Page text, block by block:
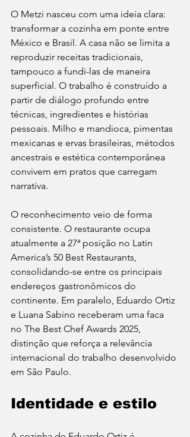
O Metzi nasceu com uma ideia clara:
transformar a cozinha em ponte entre
México e Brasil. A casa não se limita a
reproduzir receitas tradicionais,
tampouco a fundi-las de maneira
superficial. O trabalho é construído a
partir de diálogo profundo entre
técnicas, ingredientes e histórias
pessoais. Milho e mandioca, pimentas
mexicanas e ervas brasileiras, métodos
ancestrais e estética contemporânea
convivem em pratos que carregam
narrativa.
O reconhecimento veio de forma
consistente. O restaurante ocupa
atualmente a 27ª posição no Latin
America’s 50 Best Restaurants,
consolidando-se entre os principais
endereços gastronômicos do
continente. Em paralelo, Eduardo Ortiz
e Luana Sabino receberam uma faca
no The Best Chef Awards 2025,
distinção que reforça a relevância
internacional do trabalho desenvolvido
em São Paulo.
Identidade e estilo